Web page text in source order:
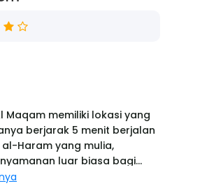
Maqam memiliki lokasi yang
berjarak 5 menit berjalan
al-Haram yang mulia,
luar biasa bagi
Kamar-kamar